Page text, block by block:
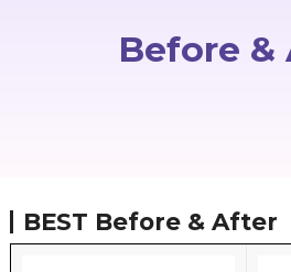
Before &
BEST Before & After